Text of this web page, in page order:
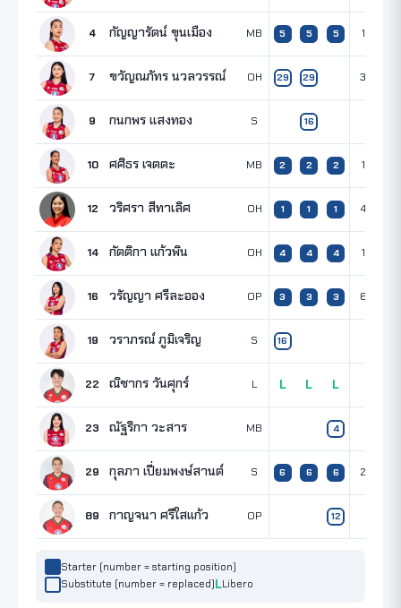
4 กัญญารัตน์ ขุนเมือง MB 5 5 5 1
7 ขวัญณภัทร นวลวรรณ์ OH 29 29 3
9 กนกพร แสงทอง S 16
10 ศศิธร เจตตะ MB 2 2 2 1
12 วริศรา สีทาเลิศ OH 1 1 1 4
14 กัตติกา แก้วพิน OH 4 4 4 1
16 วรัญญา ศรีละออง OP 3 3 3 6
19 วราภรณ์ ภูมิเจริญ S 16
22 ณิชากร วันศุกร์ L L L L
23 ณัฐริกา วะสาร MB 4
29 กุลภา เปี่ยมพงษ์สานต์ S 6 6 6 2
89 กาญจนา ศรีใสแก้ว OP 12
Starter (number = starting position)
Substitute (number = replaced)
Libero